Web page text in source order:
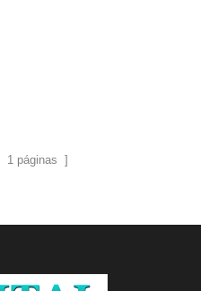
1páginas ]